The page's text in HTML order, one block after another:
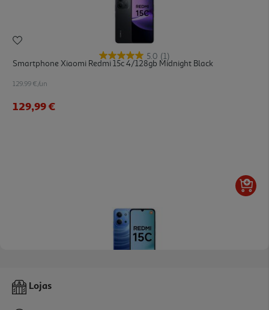
5.0 (1)
Smartphone Xiaomi Redmi 15c 4/128gb Midnight Black
129.99 €/un
129,99 €
Smartphone Xiaomi Redmi 15c (6.9'' 4/128gb Moonlight Blue)
Lojas